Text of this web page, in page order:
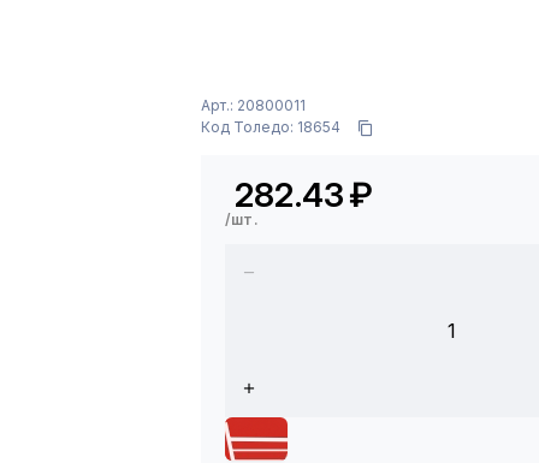
Арт.: 20800011
Код Толедо: 18654
282.43₽
/шт.
1